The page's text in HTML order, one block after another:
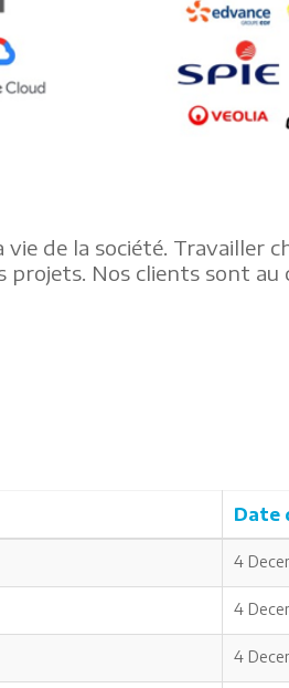
de la société. Travailler
projets. Nos clients sont
Date
4
4
4